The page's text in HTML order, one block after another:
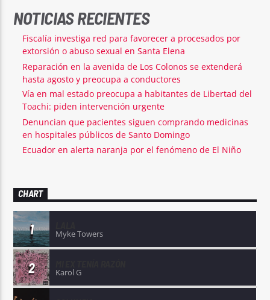
NOTICIAS RECIENTES
Fiscalía investiga red para favorecer a procesados por
extorsión o abuso sexual en Santa Elena
Reparación en la avenida de Los Colonos se extenderá
hasta agosto y preocupa a conductores
Vía en mal estado preocupa a habitantes de Libertad del
Toachi: piden intervención urgente
Denuncian que pacientes siguen comprando medicinas
en hospitales públicos de Santo Domingo
Ecuador en alerta naranja por el fenómeno de El Niño
CHART
1 Myke Towers
2 Karol G